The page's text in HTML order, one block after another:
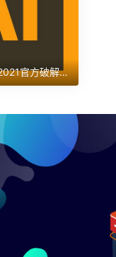
Adobe Illustrator 2021官方破解版【Ai 2021】简体中文版下载